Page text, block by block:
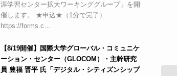
涯学習センター拡大ワーキンググループ」を開
催します。 ★申込★（1分で完了）
https://forms.c…
【8/19開催】国際大学グローバル・コミュニケ
ーション・センター（GLOCOM）・主幹研究
員 豊福 晋平 氏「デジタル・シティズンシップ